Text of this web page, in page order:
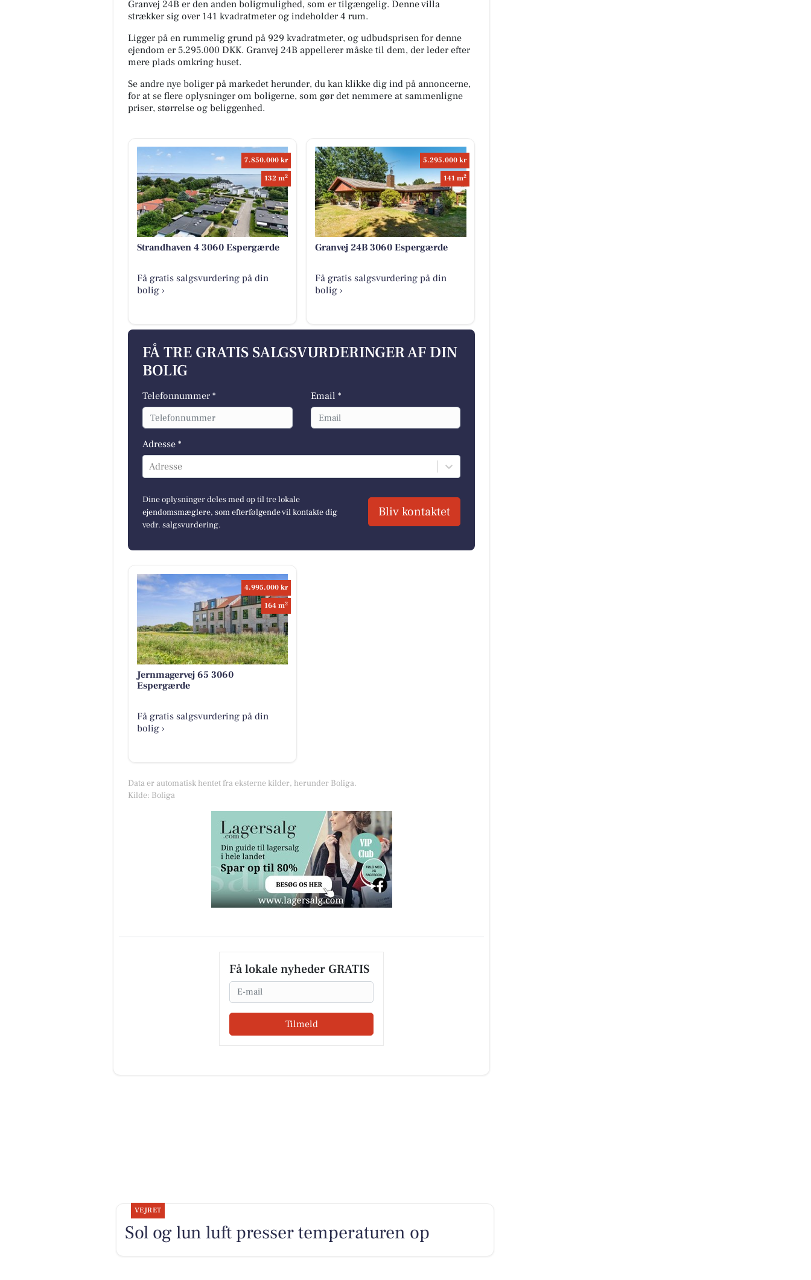
Granvej 24B er den anden boligmulighed, som er tilgængelig. Denne villa
strækker sig over 141 kvadratmeter og indeholder 4 rum.
Ligger på en rummelig grund på 929 kvadratmeter, og udbudsprisen for denne
ejendom er 5.295.000 DKK. Granvej 24B appellerer måske til dem, der leder efter
mere plads omkring huset.
Se andre nye boliger på markedet herunder, du kan klikke dig ind på annoncerne,
for at se flere oplysninger om boligerne, som gør det nemmere at sammenligne
priser, størrelse og beliggenhed.
7.850.000 kr
132 m2
Strandhaven 4 3060 Espergærde
Få gratis salgsvurdering på din
bolig ›
5.295.000 kr
141 m2
Granvej 24B 3060 Espergærde
Få gratis salgsvurdering på din
bolig ›
FÅ TRE GRATIS SALGSVURDERINGER AF DIN
BOLIG
Telefonnummer * Email *
Adresse *
Adresse
Dine oplysninger deles med op til tre lokale
ejendomsmæglere, som efterfølgende vil kontakte dig
vedr. salgsvurdering.
Bliv kontaktet
4.995.000 kr
164 m2
Jernmagervej 65 3060
Espergærde
Få gratis salgsvurdering på din
bolig ›
Data er automatisk hentet fra eksterne kilder, herunder Boliga.
Kilde: Boliga
Få lokale nyheder GRATIS
Email
Tilmeld
VEJRET
Sol og lun luft presser temperaturen op